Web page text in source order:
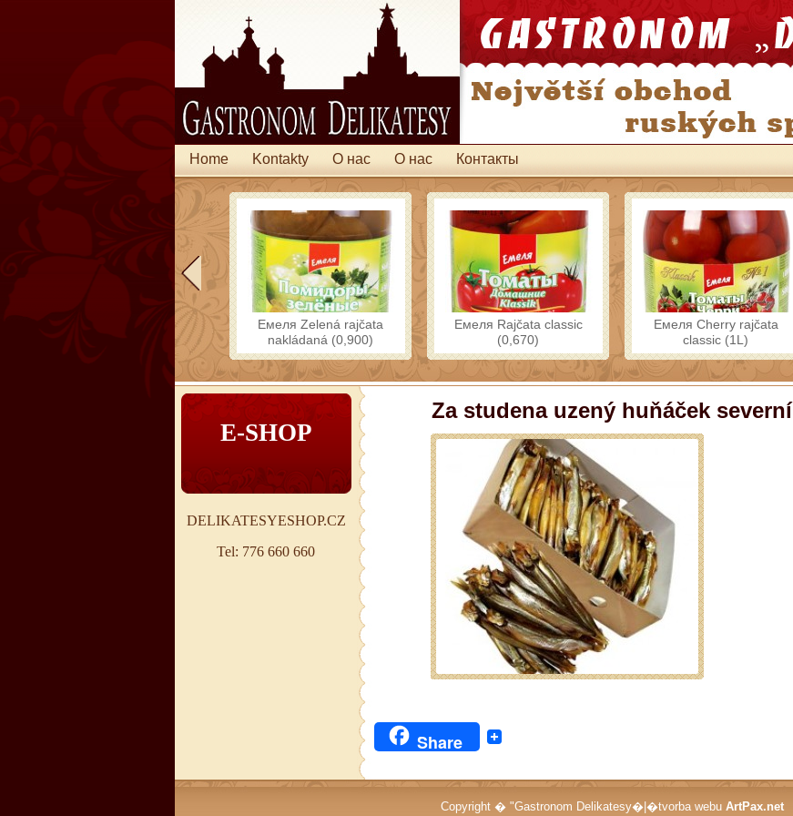
Home Kontakty O нас O нас Контакты
Емеля Zelená rajčata
nakládaná (0,900)
Емеля Rajčata classic
(0,670)
Емеля Cherry rajčata
classic (1L)
E-SHOP
DELIKATESYESHOP.CZ
Tel: 776 660 660
Za studena uzený huňáček severní
Share
Copyright � "Gastronom Delikatesy�|�tvorba webu ArtPax.net